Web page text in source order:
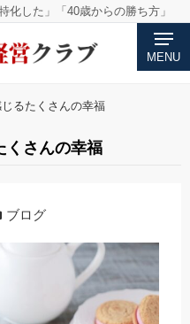
化した」「40歳からの勝ち方」
MENU
るたくさんの幸福
くさんの幸福
ブログ